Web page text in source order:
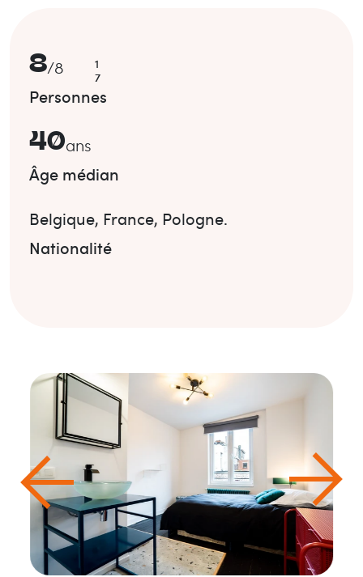
8/8
1
7
Personnes
40ans
Âge médian
Belgique, France, Pologne.
Nationalité